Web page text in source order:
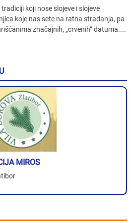
koji nose slojeve i slojeve
koje nas sete na ratna stradanja, pa
značajnih, „crvenih“ datuma....
MIROS